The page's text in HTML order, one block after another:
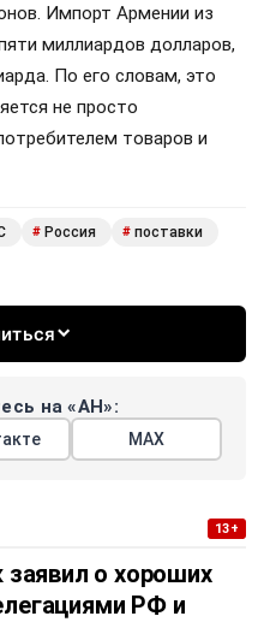
Импорт Армении из
миллиардов долларов,
По его словам, это
не просто
товаров и
# Россия # поставки
на «АН»:
МАХ
13+
заявил о хороших
РФ и